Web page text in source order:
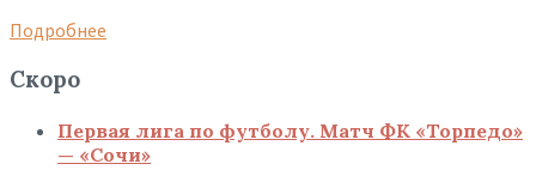
Подробнее
Скоро
Первая лига по футболу. Матч ФК «Торпедо»
— «Сочи»